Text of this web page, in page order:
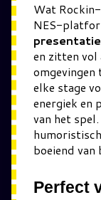
Wat
NES-
presentatie
en zitten vol
elke stage
energiek en
van het
boeiend
Perfect